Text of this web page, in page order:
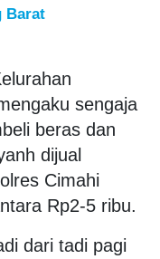
Barat
sengaja
beras dan
dijual
Cimahi
Rp2-5 ribu.
dari tadi pagi